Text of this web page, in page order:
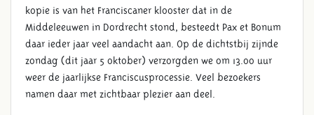
kopie is van het Franciscaner klooster dat in de
Middeleeuwen in Dordrecht stond, besteedt Pax et Bonum
daar ieder jaar veel aandacht aan. Op de dichtstbij zijnde
zondag (dit jaar 5 oktober) verzorgden we om 13.00 uur
weer de jaarlijkse Franciscusprocessie. Veel bezoekers
namen daar met zichtbaar plezier aan deel.